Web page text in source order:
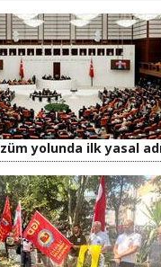
yolunda ilk yasal